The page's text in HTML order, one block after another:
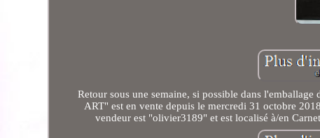
Retour sous une semaine, si possible dans
ART" est en vente depuis le mercredi 31 octobre
vendeur est "olivier3189" et est localisé à/en